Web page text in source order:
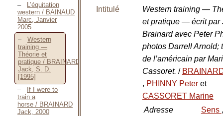
L’équitation
western / BAINAUD
Marc, Janvier
2005
Western
training —
Théorie et
pratique / BRAINARD
Jack, S. D.
[1995]
If I were to
train a
horse / BRAINARD
Jack, 2000
Intitulé
Western training —
et pratique — écrit par
Brainard avec Peter
photos Darrell Arnold;
de l’américain par
Cassoret. /
, PHINNY Peter et
CASSORET Marine
Adresse
Sens ,